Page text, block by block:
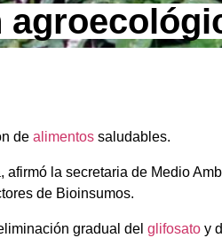
de alimentos saludables.
la secretaria de Medio
de Bioinsumos.
gradual del glifosato y